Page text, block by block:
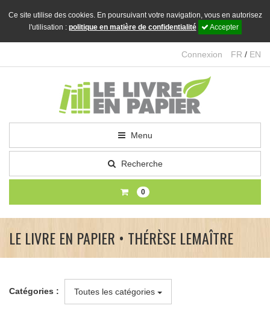
Ce site utilise des cookies. En poursuivant votre navigation, vous en autorisez
l'utilisation : politique en matière de confidentialité Accepter
Connexion FR / EN
Menu
Recherche
0
LE LIVRE EN PAPIER • THÉRÈSE LEMAÎTRE
Catégories : Toutes les catégories